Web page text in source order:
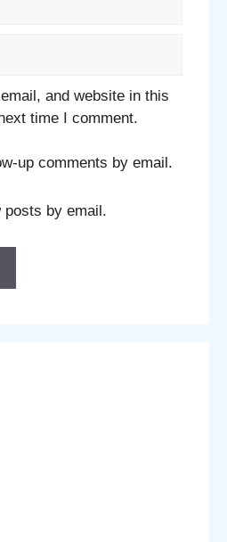
and website in this
time I comment.
up comments by email.
posts by email.